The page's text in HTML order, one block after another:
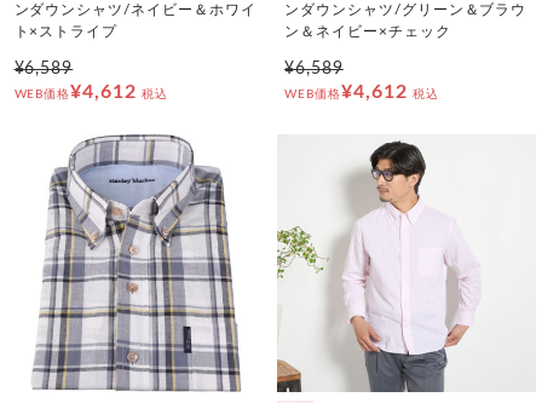
ンダウンシャツ/ネイビー＆ホワイ
ト×ストライプ
¥6,589
WEB価格¥4,612 税込
ンダウンシャツ/グリーン＆ブラウ
ン＆ネイビー×チェック
¥6,589
WEB価格¥4,612 税込